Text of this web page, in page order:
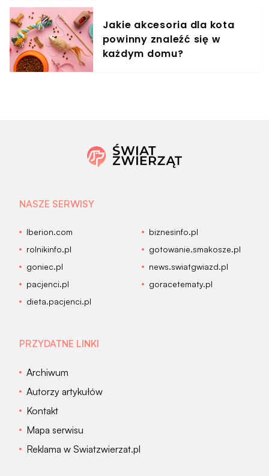
Jakie akcesoria dla kota
powinny znaleźć się w
każdym domu?
NASZE SERWISY
Iberion.com
biznesinfo.pl
rolnikinfo.pl
gotowanie.smakosze.pl
goniec.pl
news.swiatgwiazd.pl
pacjenci.pl
goracetematy.pl
dieta.pacjenci.pl
PRZYDATNE LINKI
Archiwum
Autorzy artykułów
Kontakt
Mapa serwisu
Reklama w Swiatzwierzat.pl